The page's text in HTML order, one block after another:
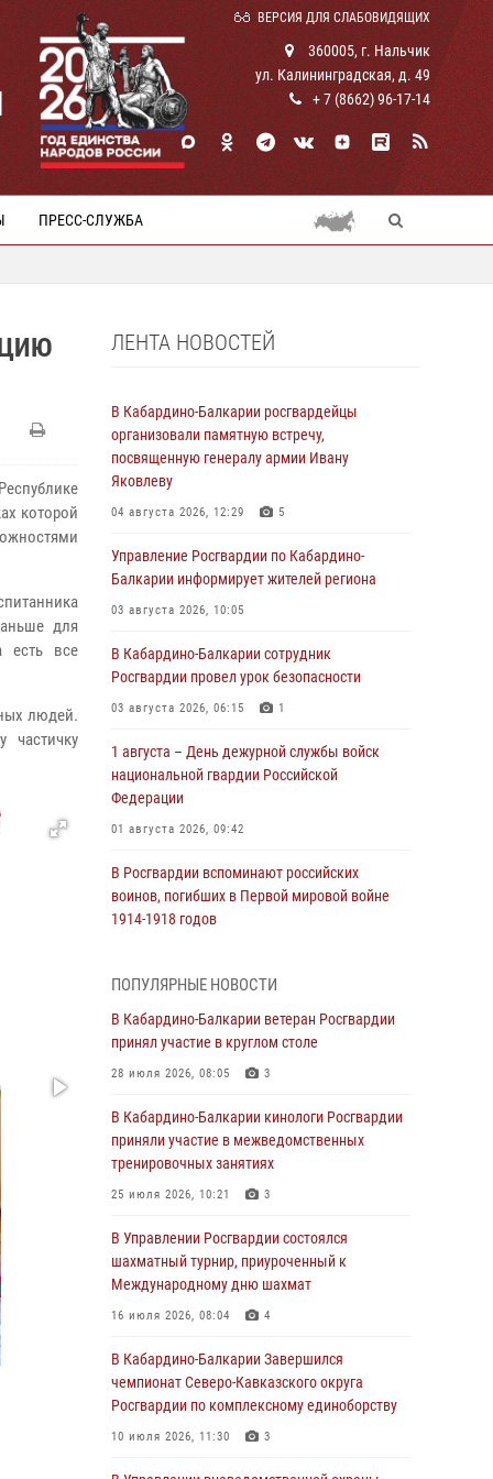
ВЕРСИЯ ДЛЯ СЛАБОВИДЯЩИХ
360005, г. Нальчик
ул. Калининградская, д. 49
+ 7 (8662) 96-17-14
ПРЕСС-СЛУЖБА
которой
для
есть все
людей.
частичку
ЛЕНТА НОВОСТЕЙ
В Кабардино-Балкарии росгвардейцы
организовали памятную встречу,
посвященную генералу армии Ивану
Яковлеву
04 августа 2026, 12:29 5
Управление Росгвардии по Кабардино-
Балкарии информирует жителей региона
03 августа 2026, 10:05
В Кабардино‑Балкарии сотрудник
Росгвардии провел урок безопасности
03 августа 2026, 06:15 1
1 августа – День дежурной службы войск
национальной гвардии Российской
Федерации
01 августа 2026, 09:42
В Росгвардии вспоминают российских
воинов, погибших в Первой мировой войне
1914-1918 годов
Директор Росгвардии Герой России генерал
армии Виктор Золотов поздравил
специалистов подразделений тыла с
профессиональным праздником
Росгвардия обеспечивает безопасность
граждан на южном направлении
31 июля 2026, 09:22
Состоялась рабочая встреча директора
Росгвардии Героя России генерала армии
Виктора Золотова с заместителем
полномочного представителя Президента
федеральном округе Виталием Кузнецовым
31 июля 2026, 06:45 1
Управление Росгвардии по Кабардино-
ПОПУЛЯРНЫЕ НОВОСТИ
В Кабардино-Балкарии ветеран Росгвардии
принял участие в круглом столе
28 июля 2026, 08:05 3
В Кабардино-Балкарии кинологи Росгвардии
приняли участие в межведомственных
тренировочных занятиях
25 июля 2026, 10:21 3
В Управлении Росгвардии состоялся
шахматный турнир, приуроченный к
Международному дню шахмат
16 июля 2026, 08:04 4
В Кабардино-Балкарии Завершился
чемпионат Северо-Кавказского округа
Росгвардии по комплексному единоборству
10 июля 2026, 11:30 3